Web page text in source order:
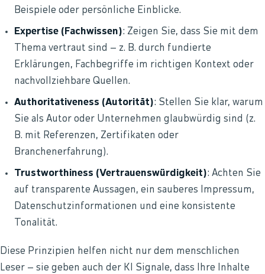
Beispiele oder persönliche Einblicke.
Expertise (Fachwissen): Zeigen Sie, dass Sie mit dem
Thema vertraut sind – z. B. durch fundierte
Erklärungen, Fachbegriffe im richtigen Kontext oder
nachvollziehbare Quellen.
Authoritativeness (Autorität): Stellen Sie klar, warum
Sie als Autor oder Unternehmen glaubwürdig sind (z.
B. mit Referenzen, Zertifikaten oder
Branchenerfahrung).
Trustworthiness (Vertrauenswürdigkeit): Achten Sie
auf transparente Aussagen, ein sauberes Impressum,
Datenschutzinformationen und eine konsistente
Tonalität.
Diese Prinzipien helfen nicht nur dem menschlichen
Leser – sie geben auch der KI Signale, dass Ihre Inhalte